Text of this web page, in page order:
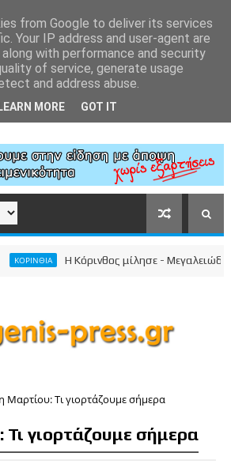
Η Κόρινθος μίλησε - Μεγαλειώδης
Μαρτίου: Τι γιορτάζουμε σήμερα
γιορτάζουμε σήμερα
from Google to deliver its services
Your IP address and user-agent are
with performance and security
of service, generate usage
and address abuse.
LEARN MORE GOT IT